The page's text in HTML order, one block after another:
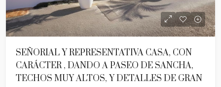
SEÑORIAL Y REPRESENTATIVA CASA, CON
CARÁCTER , DANDO A PASEO DE SANCHA,
TECHOS MUY ALTOS, Y DETALLES DE GRAN